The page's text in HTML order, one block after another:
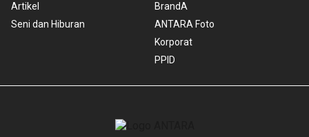
Artikel
Seni dan Hiburan
BrandA
ANTARA Foto
Korporat
PPID